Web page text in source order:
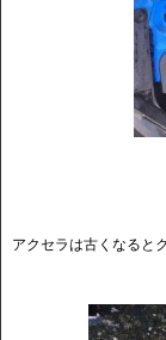
アクセラは古くなると